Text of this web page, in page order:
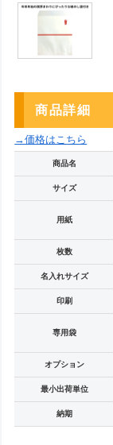
商品詳細
→価格はこちら
商品名
サイズ
用紙
枚数
名入れサイズ
印刷
専用袋
オプション
最小出荷単位
納期